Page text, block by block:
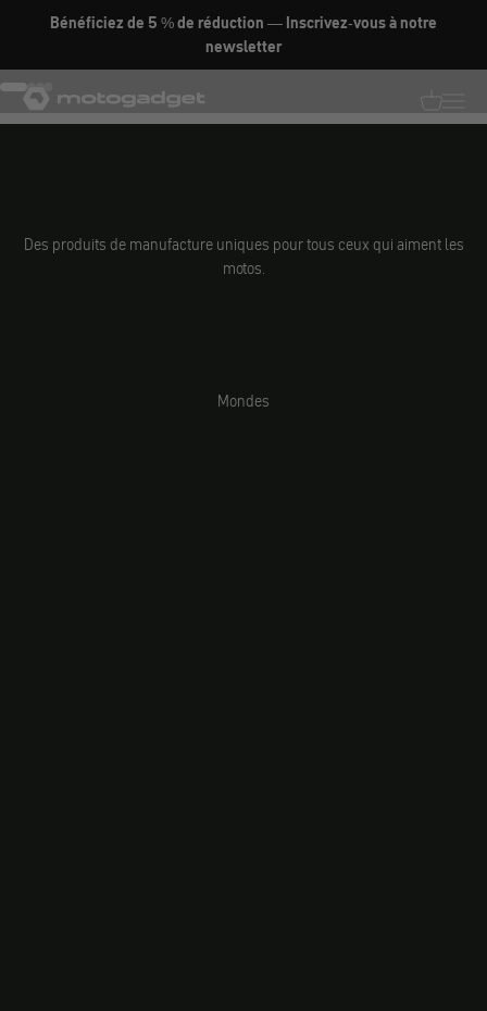
Aller au contenu
Bénéficiez de 5 % de réduction — Inscrivez-vous à notre
newsletter
motogadget GmbH
DÉCOUVRIR MAINTENANT
Aller à l'élément 1
Aller à l'élément 2
Aller à l'élément 3
Aller à l'élément 4
Des produits de manufacture uniques pour tous ceux qui aiment les
motos.
Mondes